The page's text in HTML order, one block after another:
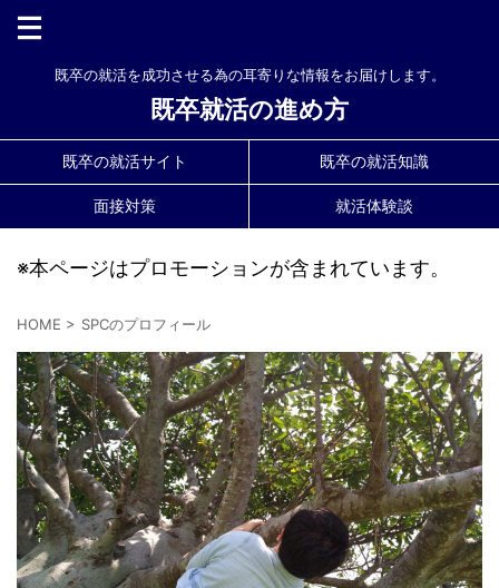
既卒の就活を成功させる為の耳寄りな情報をお届けします。
既卒就活の進め方
既卒の就活サイト 既卒の就活知識
面接対策 就活体験談
※本ページはプロモーションが含まれています。
HOME > SPCのプロフィール